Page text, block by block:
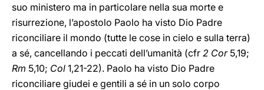
suo ministero ma in particolare nella sua morte e
risurrezione, l’apostolo Paolo ha visto Dio Padre
riconciliare il mondo (tutte le cose in cielo e sulla terra)
a sé, cancellando i peccati dell’umanità (cfr 2 Cor5,19;
Rm 5,10; Col 1,21-22). Paolo ha visto Dio Padre
riconciliare giudei e gentili a sé in un solo corpo